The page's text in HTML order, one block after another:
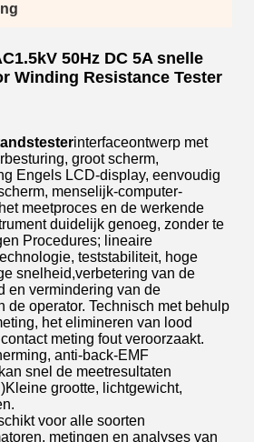
50Hz DC 5A snelle
Winding Resistance Tester
interfaceontwerp met
groot scherm,
Engels LCD-display, eenvoudig
menselijk-computer-
meetproces en de werkende
duidelijk genoeg, zonder te
Procedures; lineaire
teststabiliteit, hoge
snelheid,verbetering van de
en vermindering van de
de operator. Technisch met behulp
het elimineren van lood
meting fout veroorzaakt.
anti-back-EMF
snel de meetresultaten
grootte, lichtgewicht,
voor alle soorten
metingen en analyses van